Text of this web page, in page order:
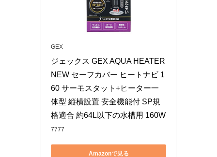
GEX
ジェックス GEX AQUA HEATER
NEW セーフカバー ヒートナビ 1
60 サーモスタット+ヒーター一
体型 縦横設置 安全機能付 SP規
格適合 約64L以下の水槽用 160W
7777
Amazonで見る